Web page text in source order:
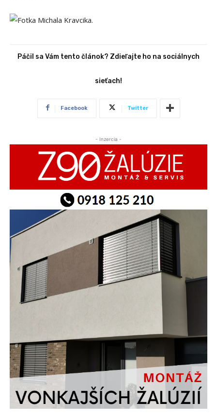
Páčil sa Vám tento článok? Zdieľajte ho na sociálnych
sieťach!
Facebook Twitter
- Inzercia -